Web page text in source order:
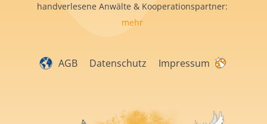
handverlesene Anwälte & Kooperationspartner:
mehr
AGB Datenschutz Impressum